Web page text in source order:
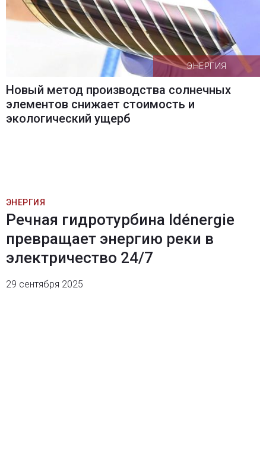
ЭНЕРГИЯ
Новый метод производства солнечных
элементов снижает стоимость и
экологический ущерб
ЭНЕРГИЯ
Речная гидротурбина Idénergie
превращает энергию реки в
электричество 24/7
29 сентября 2025